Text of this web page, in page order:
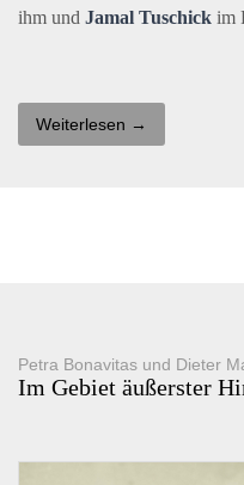
ihm und Jamal Tuschick im
Weiterlesen →
Petra Bonavitas und Dieter
Im Gebiet äußerster